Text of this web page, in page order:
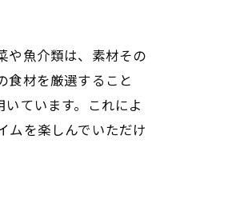
や魚介類は、素材その
食材を厳選すること
ています。これによ
ムを楽しんでいただけ